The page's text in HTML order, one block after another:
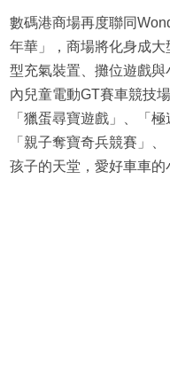
數碼港商場再度聯同
年華」，商場將化身成
型充氣裝置、攤位遊戲
內兒童電動GT賽車競技
「獵蛋尋寶遊戲」、「
「親子奪寶奇兵競賽」
孩子的天堂，愛好車車的